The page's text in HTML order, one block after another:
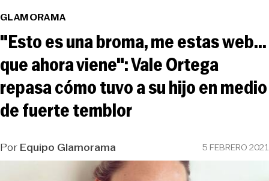
GLAMORAMA
"Esto es una broma, me estas web...
que ahora viene": Vale Ortega
repasa cómo tuvo a su hijo en medio
de fuerte temblor
PorEquipo Glamorama 5 FEBRERO 2021